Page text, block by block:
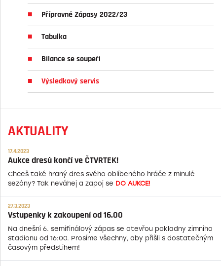
Přípravné Zápasy 2022/23
Tabulka
Bilance se soupeři
Výsledkový servis
AKTUALITY
17.4.2023
Aukce dresů končí ve ČTVRTEK!
Chceš také hraný dres svého oblíbeného hráče z minulé
sezóny? Tak neváhej a zapoj se DO AUKCE!
27.3.2023
Vstupenky k zakoupení od 16.00
Na dnešní 6. semifinálový zápas se otevřou pokladny zimního
stadionu od 16:00. Prosíme všechny, aby přišli s dostatečným
časovým předstihem!